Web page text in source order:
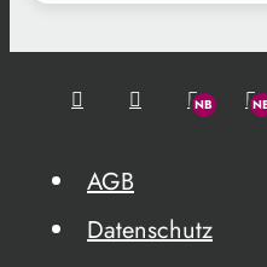
AGB
Datenschutz